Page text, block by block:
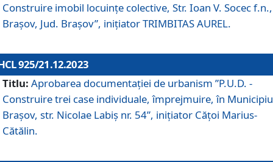
Construire imobil locuințe colective, Str. Ioan V. Socec f.n.,
Brașov, Jud. Brașov”, inițiator TRIMBITAS AUREL.
925/21.12.2023
Titlu: Aprobarea documentaţiei de urbanism ”P.U.D. -
Construire trei case individuale, împrejmuire, în
Brașov, str. Nicolae Labiș nr. 54”, inițiator Cățoi Marius-
Cătălin.